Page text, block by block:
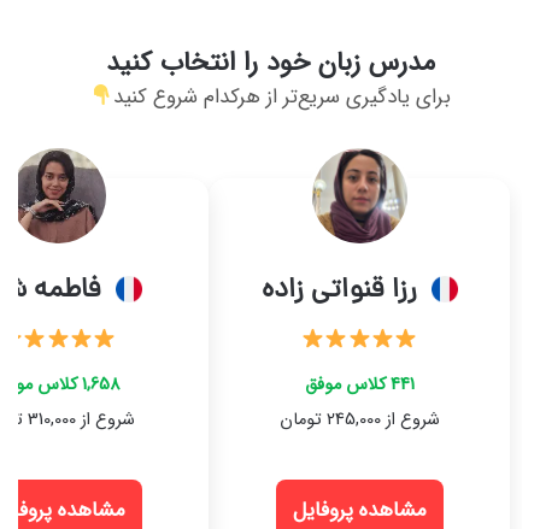
مدرس زبان خود را انتخاب کنید
برای یادگیری سریع‌تر از هرکدام شروع کنید
رزا قنواتی زاده
441 کلاس موفق
شروع از 245,000 تومان
مشاهده پروفایل
فاطمه
1,658 کلاس موفق
شروع از 310,000 تومان
مشاهده